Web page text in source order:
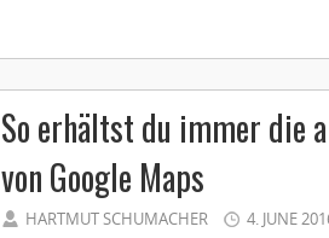
So erhältst du immer die
von Google Maps
HARTMUT SCHUMACHER 4. JUNE